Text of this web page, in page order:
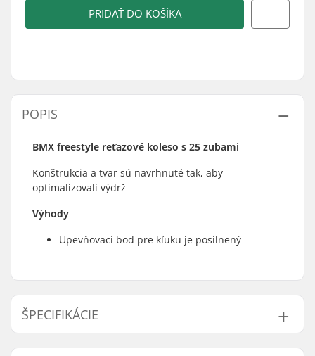
PRIDAŤ DO KOŠÍKA
POPIS
BMX freestyle reťazové koleso s 25 zubami
Konštrukcia a tvar sú navrhnuté tak, aby
optimalizovali výdrž
Výhody
Upevňovací bod pre kľuku je posilnený
ŠPECIFIKÁCIE
Počet zubov:
25T